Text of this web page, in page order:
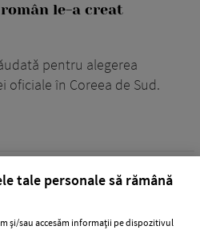
le-a creat
pentru alegerea
în Coreea de Sud.
tale personale să rămână
și/sau accesăm informații pe dispozitivul